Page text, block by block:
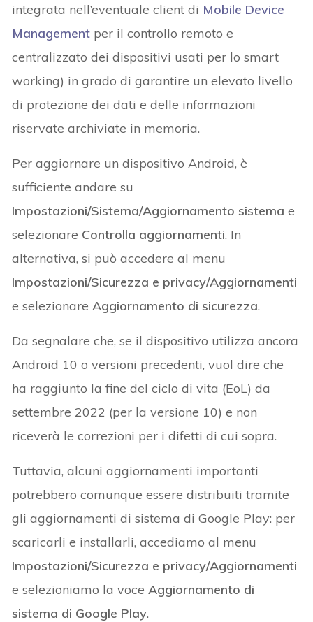
integrata nell’eventuale client di Mobile Device
Management per il controllo remoto e
centralizzato dei dispositivi usati per lo smart
working) in grado di garantire un elevato livello
di protezione dei dati e delle informazioni
riservate archiviate in memoria.
Per aggiornare un dispositivo Android, è
sufficiente andare su
Impostazioni/Sistema/Aggiornamento sistema e
selezionare Controlla aggiornamenti. In
alternativa, si può accedere al menu
Impostazioni/Sicurezza e privacy/Aggiornamenti
e selezionareAggiornamento di sicurezza.
Da segnalare che, se il dispositivo utilizza ancora
Android 10 o versioni precedenti, vuol dire che
ha raggiunto la fine del ciclo di vita (EoL) da
settembre 2022 (per la versione 10) e non
riceverà le correzioni per i difetti di cui sopra.
Tuttavia, alcuni aggiornamenti importanti
potrebbero comunque essere distribuiti tramite
gli aggiornamenti di sistema di Google Play: per
scaricarli e installarli, accediamo al menu
Impostazioni/Sicurezza e privacy/Aggiornamenti
e selezioniamo la voceAggiornamento di
sistema di Google Play.